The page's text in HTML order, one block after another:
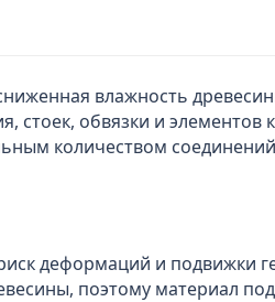
влажность
стоек, обвязки и элементов
количеством
деформаций и подвижки
поэтому материал